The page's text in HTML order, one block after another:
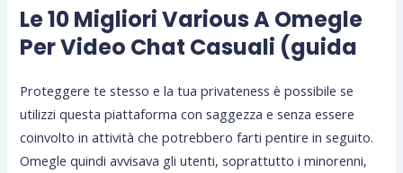
Le 10 Migliori Various A Omegle
Per Video Chat Casuali (guida
Proteggere te stesso e la tua privateness è possibile se
utilizzi questa piattaforma con saggezza e senza essere
coinvolto in attività che potrebbero farti pentire in seguito.
Omegle quindi avvisava gli utenti, soprattutto i minorenni,